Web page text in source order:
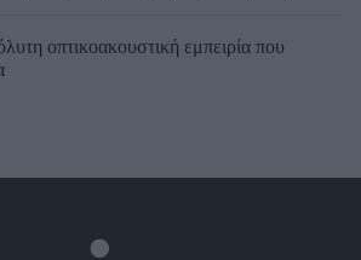
οπτικοακουστική εμπειρία που